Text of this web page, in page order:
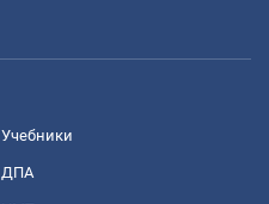
Учебники
ДПА